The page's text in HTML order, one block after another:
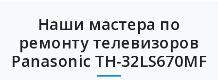
Наши мастера по
ремонту телевизоров
Panasonic TH-32LS670MF